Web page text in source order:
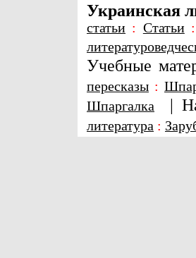
Украинская
статьи : Статьи:
Учебные
пересказы :
Шпаргалка |
литература :